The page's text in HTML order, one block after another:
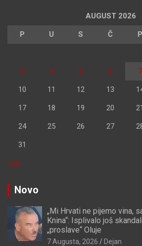
AUGUST 2026
P U S Č P
3 4 5 6 7
10 11 12 13
17 18 19 20 21
24 25 26 27
31
« jul
Novo
„Mi Hrvati ne pijemo vina,
Knina“: Isplivalo još
„proslave“ Oluje
7 Augusta, 2026 Dejan